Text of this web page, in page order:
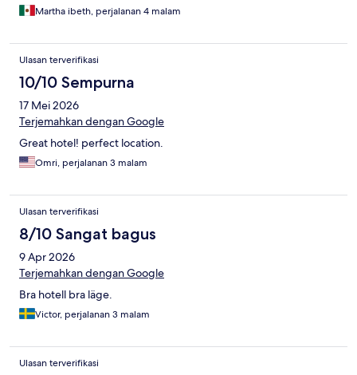
Martha ibeth, perjalanan 4 malam
Ulasan terverifikasi
10/10 Sempurna
17 Mei 2026
Terjemahkan dengan Google
Great hotel! perfect location.
Omri, perjalanan 3 malam
Ulasan terverifikasi
8/10 Sangat bagus
9 Apr 2026
Terjemahkan dengan Google
Bra hotell bra läge.
Victor, perjalanan 3 malam
Ulasan terverifikasi